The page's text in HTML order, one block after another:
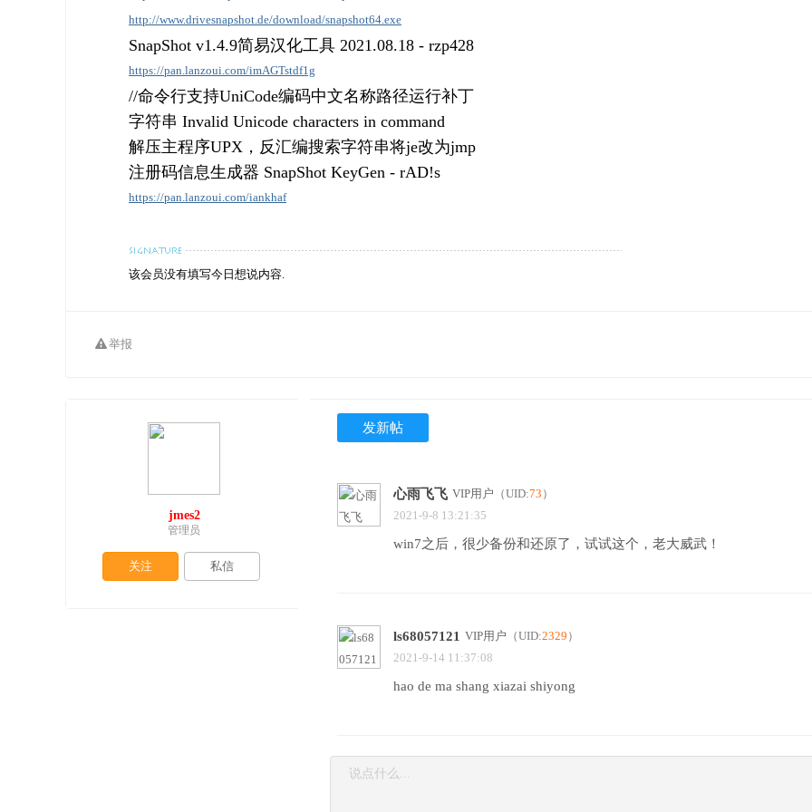
http://www.drivesnapshot.de/download/snapshot64.exe
SnapShot v1.4.9简易汉化工具 2021.08.18 - rzp428
https://pan.lanzoui.com/imAGTstdf1g
//命令行支持UniCode编码中文名称路径运行补丁
字符串 Invalid Unicode characters in command
解压主程序UPX，反汇编搜索字符串将je改为jmp
注册码信息生成器 SnapShot KeyGen - rAD!s
https://pan.lanzoui.com/iankhaf
该会员没有填写今日想说内容.
举报
发新帖
心雨飞飞 VIP用户 （UID:73 ）
2021-9-8 13:21:35
win7之后，很少备份和还原了，试试这个，老大威武！
ls68057121 VIP用户 （UID:2329 ）
2021-9-14 11:37:08
hao de ma shang xiazai shiyong
jmes2
管理员
关注 私信